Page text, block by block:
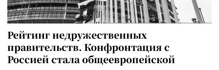
Рейтинг недружественных
правительств. Конфронтация с
Россией стала общеевропейской